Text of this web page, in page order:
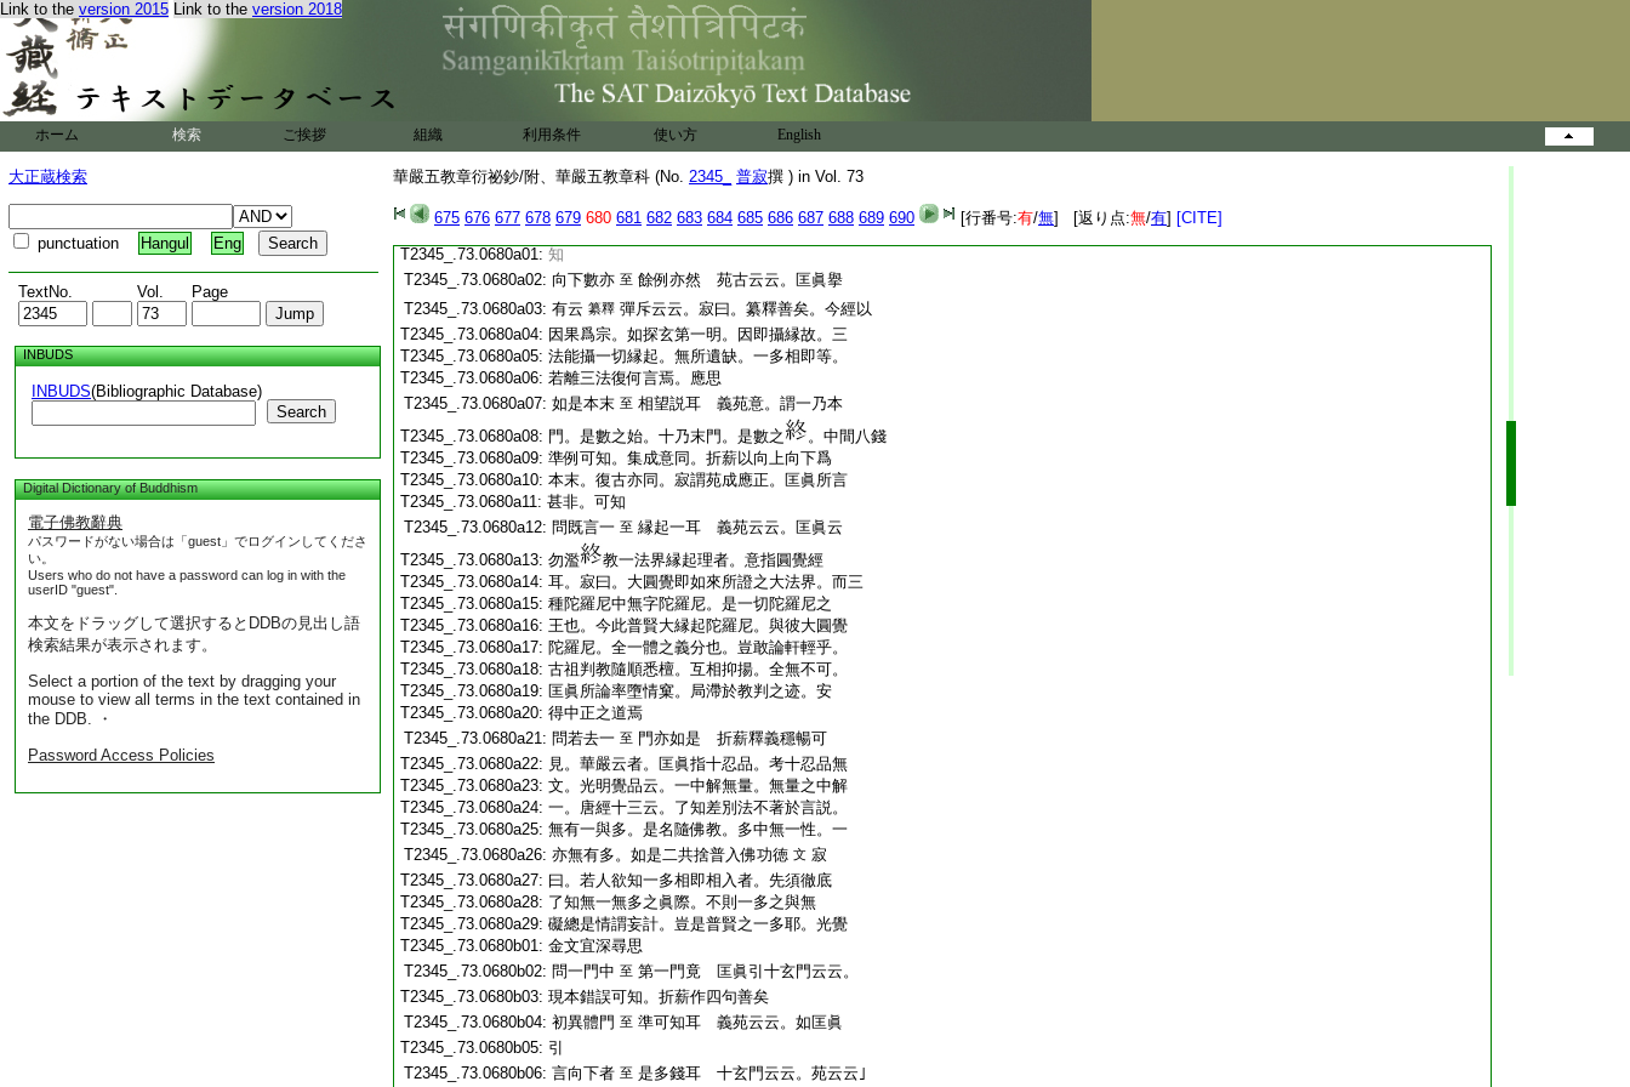
Link to the version 2015 Link to the version 2018
ホーム 検索 ご挨拶 組織 利用条件 使い方 English
大正蔵検索
punctuation Hangul Eng
TextNo. Vol. Page
INBUDS
INBUDS(Bibliographic Database)
Search
Digital Dictionary of Buddhism
電子佛教辭典
パスワードがない場合は「guest」でログインしてくださ
い。
Users who do not have a password can log in with the
userID "guest".
本文をドラッグして選択するとDDBの見出し語
検索結果が表示されます。
Select a portion of the text by dragging your
mouse to view all terms in the text contained in
the DDB. ・
Password Access Policies
華嚴五教章衍祕鈔/附、華嚴五教章科 (No. 2345_ 普寂撰 ) in Vol. 73
675 676 677 678 679 680 681 682 683 684 685 686 687 688 689 690 [行番号:有/無] [返り点:無/有] [CITE]
T2345_.73.0679c19:餘九數成縁起數。言向下者。以十爲本
T2345_.73.0679c20: 數。乃至以一爲本數。成縁起數。向上向下
T2345_.73.0679c21:理歸一致。但義門異而已。十數縁成。喩如
T2345_.73.0679c22:
棟梁縁柱等縁成一舍。無一椽一柱便非
是舍。如其一數。由二乃至十得一名義。若
T2345_.73.0679c24:於二乃至十。闕一一數不成。如一數縁成。
T2345_.73.0679c25:二乃至十亦復如是。縁生無性之妙喩。深思
T2345_.73.0679c26:
可知。一乃至十縁成同體故。一中攝餘而
T2345_.73.0679c27:
不相由。二乃至十亦然。縁成異體故一非是
T2345_.73.0679c28:二乃至十。即藉二乃至十成一之義。是相
T2345_.73.0680a01: 知
T2345_.73.0680a02: 向下數亦 至 餘例亦然 苑古云云。匡眞擧
T2345_.73.0680a03: 有云 纂釋 彈斥云云。寂曰。纂釋善矣。今經以
T2345_.73.0680a04: 因果爲宗。如探玄第一明。因即攝縁故。三
T2345_.73.0680a05: 法能攝一切縁起。無所遺缺。一多相即等。
T2345_.73.0680a06: 若離三法復何言焉。應思
T2345_.73.0680a07: 如是本末 至 相望説耳 義苑意。謂一乃本
T2345_.73.0680a08: 門。是數之始。十乃末門。是數之
。中間八錢
T2345_.73.0680a09: 準例可知。集成意同。折薪以向上向下爲
T2345_.73.0680a10: 本末。復古亦同。寂謂苑成應正。匡眞所言
T2345_.73.0680a11: 甚非。可知
T2345_.73.0680a12: 問既言一 至 縁起一耳 義苑云云。匡眞云
T2345_.73.0680a13: 勿濫
教一法界縁起理者。意指圓覺經
T2345_.73.0680a14: 耳。寂曰。大圓覺即如來所證之大法界。而三
T2345_.73.0680a15: 種陀羅尼中無字陀羅尼。是一切陀羅尼之
T2345_.73.0680a16: 王也。今此普賢大縁起陀羅尼。與彼大圓覺
T2345_.73.0680a17: 陀羅尼。全一體之義分也。豈敢論軒輕乎。
T2345_.73.0680a18: 古祖判教隨順悉檀。互相抑揚。全無不可。
T2345_.73.0680a19: 匡眞所論率墮情窠。局滯於教判之迹。安
T2345_.73.0680a20: 得中正之道焉
T2345_.73.0680a21: 問若去一 至 門亦如是 折薪釋義穩暢可
T2345_.73.0680a22: 見。華嚴云者。匡眞指十忍品。考十忍品無
T2345_.73.0680a23: 文。光明覺品云。一中解無量。無量之中解
T2345_.73.0680a24: 一。唐經十三云。了知差別法不著於言説。
T2345_.73.0680a25: 無有一與多。是名隨佛教。多中無一性。一
T2345_.73.0680a26: 亦無有多。如是二共捨普入佛功徳 文 寂
T2345_.73.0680a27: 曰。若人欲知一多相即相入者。先須徹底
T2345_.73.0680a28: 了知無一無多之眞際。不則一多之與無
T2345_.73.0680a29: 礙總是情謂妄計。豈是普賢之一多耶。光覺
T2345_.73.0680b01: 金文宜深尋思
T2345_.73.0680b02: 問一門中 至 第一門竟 匡眞引十玄門云云。
T2345_.73.0680b03: 現本錯誤可知。折薪作四句善矣
T2345_.73.0680b04: 初異體門 至 準可知耳 義苑云云。如匡眞
T2345_.73.0680b05: 引
T2345_.73.0680b06: 言向下者 至 是多錢耳 十玄門云云。苑云云｣